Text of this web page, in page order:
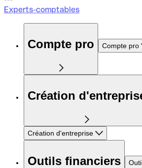
Experts-comptables
Compte pro Compte pro
Création
Création d'entreprise
Outils financiers